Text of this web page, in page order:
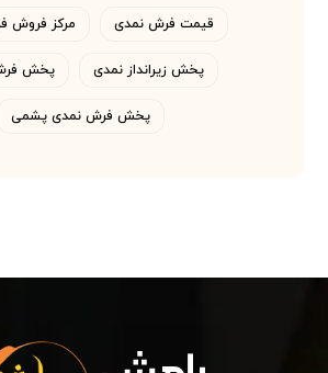
قیمت فرش نمدی مرکز فروش
پخش زیرانداز نمدی پخش
پخش فرش نمدی پشمی